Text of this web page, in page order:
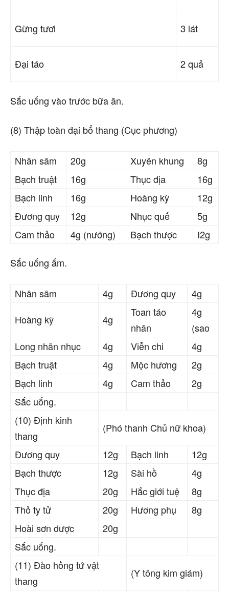
Gừng tươi 3 lát
Đại táo 2 quả
Sắc uống vào trước bữa ăn.
(8) Thập toàn đại bổ thang (Cục phương)
Nhân sâm 20g Xuyên khung
8g
Bạch truật
16g Thục địa
16g
Bạch linh
16g Hoàng kỳ
12g
Đương quy
12g Nhục quế
5g
Cam thảo
4g (nướng) Bạch thược I2g
Sắc uống ấm.
Nhân sâm 4g Đương quy
4g
Hoàng kỳ
4g
Toan táo
nhân
4g
(sao
Long nhãn nhục
4g Viễn chi
4g
Bạch truật
4g Mộc hương
2g
Bạch linh
4g Cam thảo
2g
Sắc uống.
(10) Định kinh
thang
(Phó thanh Chủ nữ khoa)
Đương quy
12g Bạch linh
12g
Bạch thược
12g Sài hồ
4g
Thục địa
20g Hắc giới tuệ
8g
Thỏ ty tử
20g Hương phụ
8g
Hoài sơn dược
20g
Sắc uống.
(11) Đào hồng tứ vật
thang
(Y tông kim giám)